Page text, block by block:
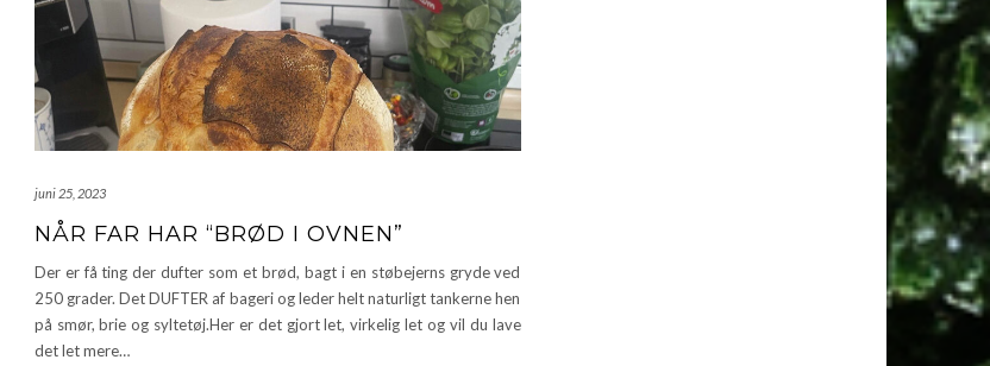
juni 25, 2023
NÅR FAR HAR “BRØD I OVNEN”
Der er få ting der dufter som et brød, bagt i en støbejerns gryde ved
250 grader. Det DUFTER af bageri og leder helt naturligt tankerne hen
på smør, brie og syltetøj.Her er det gjort let, virkelig let og vil du lave
det let mere…